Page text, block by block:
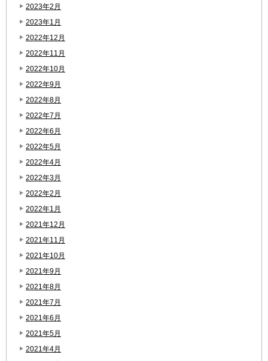
2023年2月
2023年1月
2022年12月
2022年11月
2022年10月
2022年9月
2022年8月
2022年7月
2022年6月
2022年5月
2022年4月
2022年3月
2022年2月
2022年1月
2021年12月
2021年11月
2021年10月
2021年9月
2021年8月
2021年7月
2021年6月
2021年5月
2021年4月